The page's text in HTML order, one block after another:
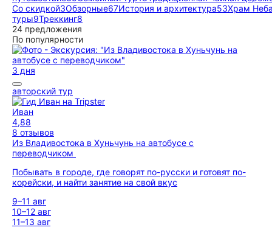
Со скидкой3Обзорные67История и архитектура53Храм Неба
туры9Треккинг8
24 предложения
По популярности
3 дня
авторский тур
Иван
4,88
8 отзывов
Из Владивостока в Хуньчунь на автобусе с
переводчиком
Побывать в городе, где говорят по-русски и готовят по-
корейски, и найти занятие на свой вкус
9–11 авг
10–12 авг
11–13 авг